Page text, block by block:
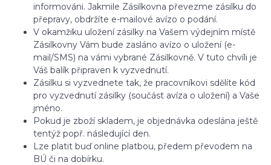
informováni. Jakmile Zásilkovna převezme zásilku do
přepravy, obdržíte e-mailové avízo o podání.
V okamžiku uložení zásilky na Vašem výdejním místě
Zásilkovny Vám bude zasláno avízo o uložení (e-
mail/SMS) na vámi vybrané Zásilkovně. V tuto chvíli je
Váš balík připraven k vyzvednutí.
Zásilku si vyzvednete tak, že pracovníkovi sdělíte kód
pro vyzvednutí zásilky (součást avíza o uložení) a Vaše
jméno.
Pokud je zboží skladem, je objednávka odeslána ještě
tentýž popř. následující den.
Lze platit buď online platbou, předem převodem na
BÚ či na dobírku.